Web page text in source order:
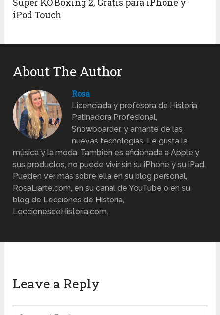
Super KO Boxing 2, Gratis para iPhone y
iPod Touch
About The Author
Rosa
Licenciada y profesora de Historia,
Patinadora Profesional,
Snowboarder, y amante de las
nuevas tecnologías. Le gusta la
música y la moda. También es aficionada a Apple y
sus productos, no puede vivir sin su iPhone y su iPad.
Pueden ver más sobre ella en su blog personal,
RosaLiarte.com, en su canal de YouTube o en su
blog de Lecciones de Historia,
LeccionesdeHistoria.com.
Leave a Reply